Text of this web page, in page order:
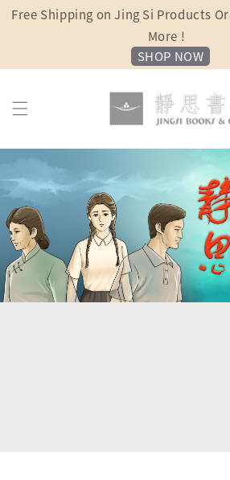
Free Shipping on Jing Si Products
More !
SHOP NOW